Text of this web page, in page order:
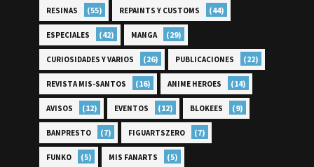
RESINAS (55) REPAINTS Y CUSTOMS (44)
ESPECIALES (42) MANGA (29)
CURIOSIDADES Y VARIOS (26) PUBLICACIONES (22)
REVISTA MIS-SANTOS (16) ANIME HEROES (14)
AVISOS (12) EVENTOS (12) BLOKEES (9)
BANPRESTO (7) FIGUARTSZERO (7)
FUNKO (5) MIS FANARTS (5)